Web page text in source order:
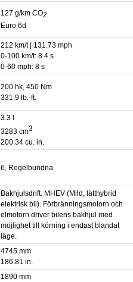
127 g/km CO2
Euro 6d
212 km/t | 131.73 mph
0-100 km/t: 8.4 s
0-60 mph: 8 s
200 hk, 450 Nm
331.9 lb.-ft.
3.3 l
3283 cm3
200.34 cu. in.
6, Regelbundna
Bakhjulsdrift. MHEV (Mild, lätthybrid
elektrisk bil). Förbränningsmotorn och
elmotorn driver bilens bakhjul med
möjlighet till körning i endast blandat
läge.
4745 mm
186.81 in.
1890 mm